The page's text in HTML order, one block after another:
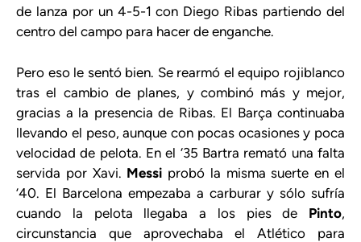
de lanza por un 4-5-1 con Diego Ribas partiendo del
centro del campo para hacer de enganche.
Pero eso le sentó bien. Se rearmó el equipo rojiblanco
tras el cambio de planes, y combinó más y mejor,
gracias a la presencia de Ribas. El Barça continuaba
llevando el peso, aunque con pocas ocasiones y poca
velocidad de pelota. En el ‘35 Bartra remató una falta
servida por Xavi. Messi probó la misma suerte en el
’40. El Barcelona empezaba a carburar y sólo sufría
cuando la pelota llegaba a los pies de Pinto,
circunstancia que aprovechaba el Atlético para